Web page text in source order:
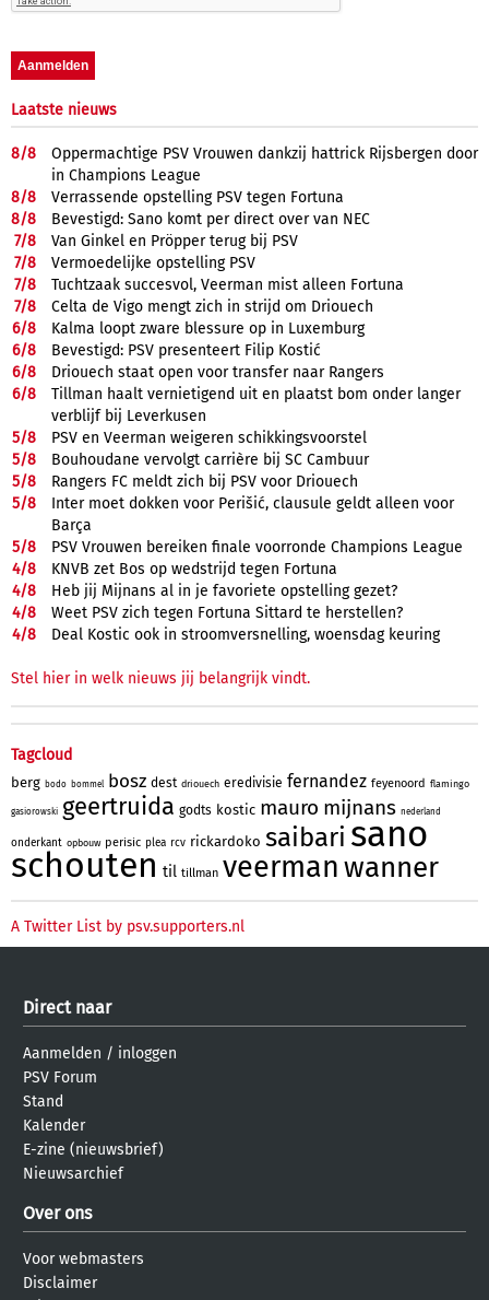
Laatste nieuws
8/8
Oppermachtige PSV Vrouwen dankzij hattrick Rijsbergen door
in Champions League
8/8
Verrassende opstelling PSV tegen Fortuna
8/8
Bevestigd: Sano komt per direct over van NEC
7/8
Van Ginkel en Pröpper terug bij PSV
7/8
Vermoedelijke opstelling PSV
7/8
Tuchtzaak succesvol, Veerman mist alleen Fortuna
7/8
Celta de Vigo mengt zich in strijd om Driouech
6/8
Kalma loopt zware blessure op in Luxemburg
6/8
Bevestigd: PSV presenteert Filip Kostić
6/8
Driouech staat open voor transfer naar Rangers
6/8
Tillman haalt vernietigend uit en plaatst bom onder langer
verblijf bij Leverkusen
5/8
PSV en Veerman weigeren schikkingsvoorstel
5/8
Bouhoudane vervolgt carrière bij SC Cambuur
5/8
Rangers FC meldt zich bij PSV voor Driouech
5/8
Inter moet dokken voor Perišić, clausule geldt alleen voor
Barça
5/8
PSV Vrouwen bereiken finale voorronde Champions League
4/8
KNVB zet Bos op wedstrijd tegen Fortuna
4/8
Heb jij Mijnans al in je favoriete opstelling gezet?
4/8
Weet PSV zich tegen Fortuna Sittard te herstellen?
4/8 Deal Kostic ook in stroomversnelling, woensdag keuring
Stel hier in welk nieuws jij belangrijk vindt.
Tagcloud
berg bodo bommel bosz dest driouech eredivisie fernandez feyenoord flamingo
gasiorowski geertruida godts kostic mauro mijnans nederland
onderkant opbouw perisic plea rcv rickardoko saibari sano
schouten til tillman veermanwanner
A Twitter List by psv.supporters.nl
Direct naar
Aanmelden / inloggen
PSV Forum
Stand
Kalender
E-zine (nieuwsbrief)
Nieuwsarchief
Over ons
Voor webmasters
Disclaimer